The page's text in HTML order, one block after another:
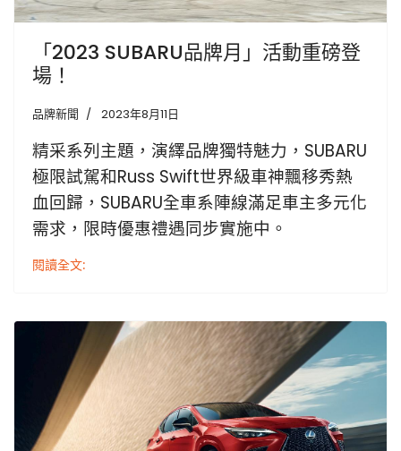
「2023 SUBARU品牌月」活動重磅登
場！
品牌新聞 2023年8月11日
精采系列主題，演繹品牌獨特魅力，SUBARU
極限試駕和Russ Swift世界級車神飄移秀熱
血回歸， SUBARU全車系陣線滿足車主多元化
需求，限時優惠禮遇同步實施中。
閱讀全文: